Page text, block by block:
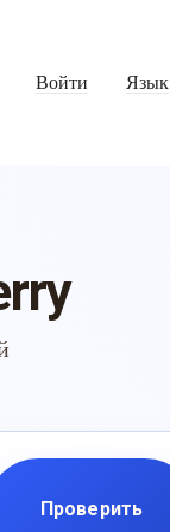
Войти Язык
Проверить